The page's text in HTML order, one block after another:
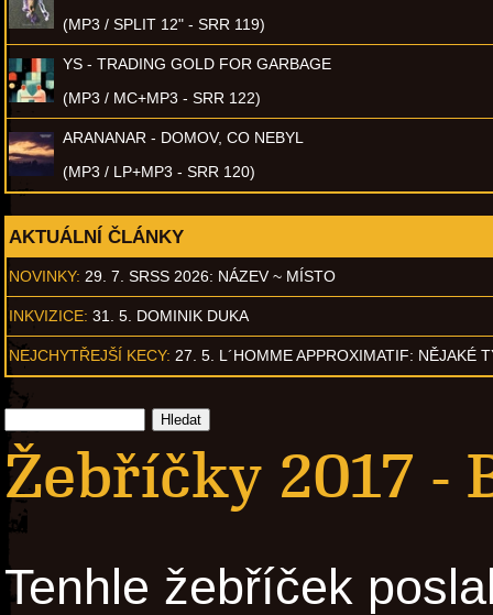
(MP3 / SPLIT 12" - SRR 119)
YS - TRADING GOLD FOR GARBAGE
(MP3 / MC+MP3 - SRR 122)
ARANANAR - DOMOV, CO NEBYL
(MP3 / LP+MP3 - SRR 120)
AKTUÁLNÍ ČLÁNKY
NOVINKY: 29. 7. SRSS 2026: NÁZEV ~ MÍSTO
INKVIZICE: 31. 5. DOMINIK DUKA
NEJCHYTŘEJŠÍ KECY: 27. 5. L´HOMME APPROXIMATIF: NĚJAKÉ
Žebříčky 2017 -
Tenhle žebříček